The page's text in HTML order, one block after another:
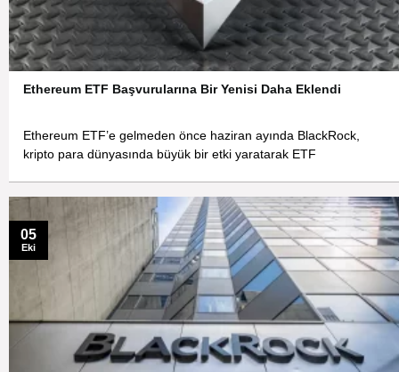
Ethereum ETF Başvurularına Bir Yenisi Daha Eklendi
Ethereum ETF’e gelmeden önce haziran ayında BlackRock,
kripto para dünyasında büyük bir etki yaratarak ETF
05
Eki